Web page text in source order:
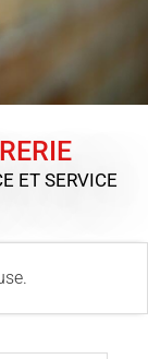
ET SERVICE